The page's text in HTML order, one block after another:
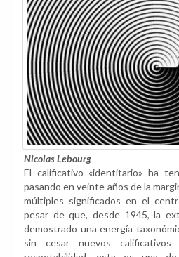
Nicolas Lebourg
El calificativo «identitario» ha
pasando en veinte años de la
múltiples significados en el
pesar de que, desde 1945, la
demostrado una energía
sin cesar nuevos